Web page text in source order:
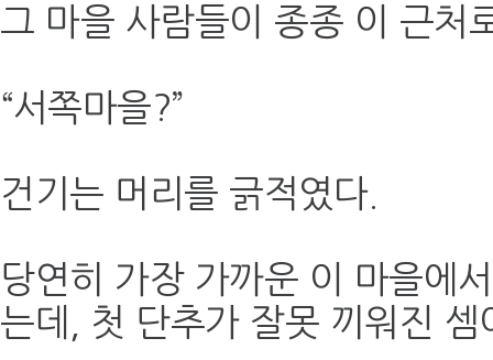
그 마을 사람들이 종종 이 근처
“서쪽마을?”
건기는 머리를 긁적였다.
당연히 가장 가까운 이 마을에
는데, 첫 단추가 잘못 끼워진 셈